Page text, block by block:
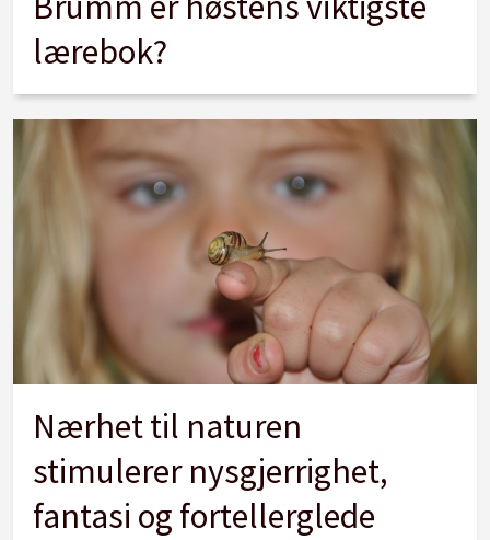
lærebok?
Nærhet til naturen
stimulerer nysgjerrighet,
fantasi og fortellerglede